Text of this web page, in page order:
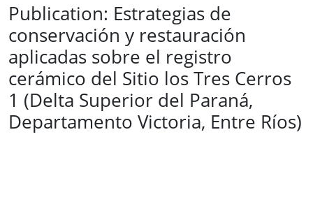
Publication: Estrategias de
conservación y restauración
aplicadas sobre el registro
cerámico del Sitio los Tres Cerros
1 (Delta Superior del Paraná,
Departamento Victoria, Entre Ríos)